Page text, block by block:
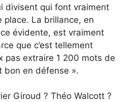
divisent qui font vraiment
place. La brillance, en
évidente, est vraiment
que c’est tellement
pas extraire 1 200 mots de
bon en défense ».
Giroud ? Théo Walcott ?